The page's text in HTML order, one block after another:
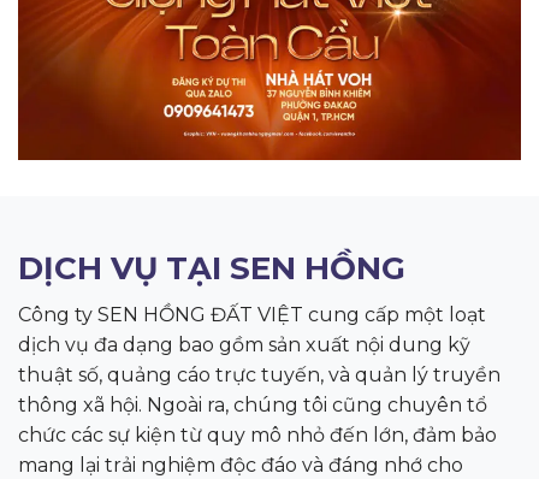
DỊCH VỤ TẠI SEN HỒNG
Công ty SEN HỒNG ĐẤT VIỆT cung cấp một loạt
dịch vụ đa dạng bao gồm sản xuất nội dung kỹ
thuật số, quảng cáo trực tuyến, và quản lý truyền
thông xã hội. Ngoài ra, chúng tôi cũng chuyên tổ
chức các sự kiện từ quy mô nhỏ đến lớn, đảm bảo
mang lại trải nghiệm độc đáo và đáng nhớ cho